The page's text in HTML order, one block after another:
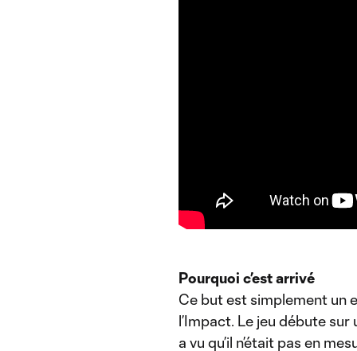
Pourquoi c’est arrivé
Ce but est simplement un
l’Impact. Le jeu débute
a vu qu’il n’était pas en